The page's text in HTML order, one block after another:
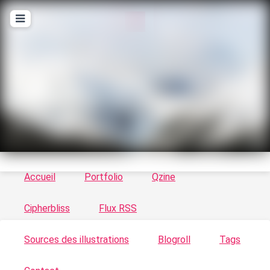
Le vortex à chats - Illustrations, trucs en tout
genre par Tykayn
Accueil Portfolio Qzine
Cipherbliss Flux RSS
Sources des illustrations Blogroll Tags